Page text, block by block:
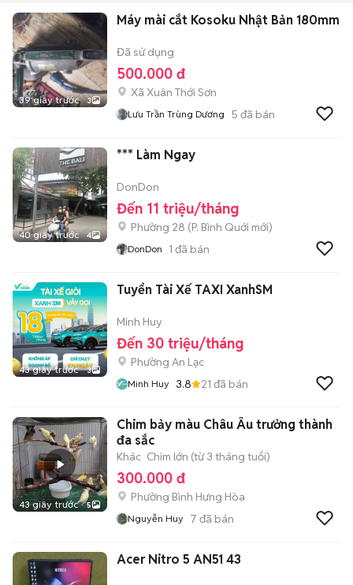
39 giây trước 3
Máy mài cắt Kosoku Nhật Bản 180mm
Đã sử dụng
500.000 đ
Xã Xuân Thới Sơn
Lưu Trần Trùng Dương 5 đã bán
40 giây trước 4
*** Làm Ngay
DonDon
Đến 11 triệu/tháng
Phường 28 (P. Bình Quới mới)
DonDon 1 đã bán
43 giây trước 3
Tuyển Tài Xế TAXI XanhSM
Minh Huy
Đến 30 triệu/tháng
Phường An Lạc
Minh Huy 3.8 21 đã bán
43 giây trước 5
Chim bảy màu Châu Âu trưởng thành
đa sắc
Khác Chim lớn (từ 3 tháng tuổi)
300.000 đ
Phường Bình Hưng Hòa
Nguyễn Huy 7 đã bán
Acer Nitro 5 AN51 43